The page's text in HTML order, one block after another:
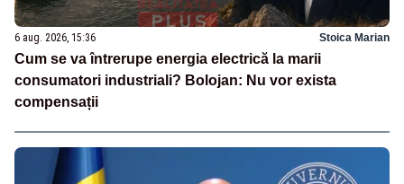
6 aug. 2026, 15:36 Stoica Marian
Cum se va întrerupe energia electrică la marii
consumatori industriali? Bolojan: Nu vor exista
compensații